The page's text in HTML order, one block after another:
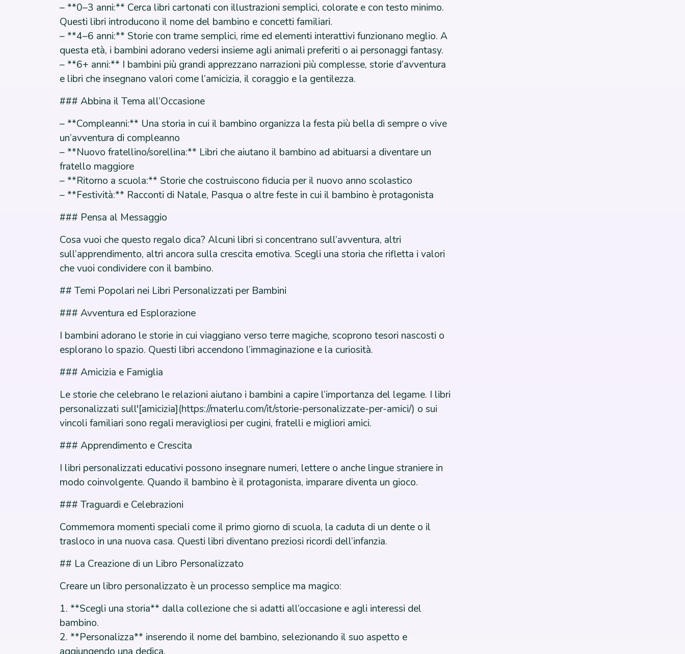
– **0–3 anni:** Cerca libri cartonati con illustrazioni semplici, colorate e con testo minimo.
Questi libri introducono il nome del bambino e concetti familiari.
– **4–6 anni:** Storie con trame semplici, rime ed elementi interattivi funzionano meglio. A
questa età, i bambini adorano vedersi insieme agli animali preferiti o ai personaggi fantasy.
– **6+ anni:** I bambini più grandi apprezzano narrazioni più complesse, storie d’avventura
e libri che insegnano valori come l’amicizia, il coraggio e la gentilezza.
### Abbina il Tema all’Occasione
– **Compleanni:** Una storia in cui il bambino organizza la festa più bella di sempre o vive
un’avventura di compleanno
– **Nuovo fratellino/sorellina:** Libri che aiutano il bambino ad abituarsi a diventare un
fratello maggiore
– **Ritorno a scuola:** Storie che costruiscono fiducia per il nuovo anno scolastico
– **Festività:** Racconti di Natale, Pasqua o altre feste in cui il bambino è protagonista
### Pensa al Messaggio
Cosa vuoi che questo regalo dica? Alcuni libri si concentrano sull’avventura, altri
sull’apprendimento, altri ancora sulla crescita emotiva. Scegli una storia che rifletta i valori
che vuoi condividere con il bambino.
## Temi Popolari nei Libri Personalizzati per Bambini
### Avventura ed Esplorazione
I bambini adorano le storie in cui viaggiano verso terre magiche, scoprono tesori nascosti o
esplorano lo spazio. Questi libri accendono l’immaginazione e la curiosità.
### Amicizia e Famiglia
Le storie che celebrano le relazioni aiutano i bambini a capire l’importanza del legame. I libri
personalizzati sull'[amicizia](https://materlu.com/it/storie-personalizzate-per-amici/) o sui
vincoli familiari sono regali meravigliosi per cugini, fratelli e migliori amici.
### Apprendimento e Crescita
I libri personalizzati educativi possono insegnare numeri, lettere o anche lingue straniere in
modo coinvolgente. Quando il bambino è il protagonista, imparare diventa un gioco.
### Traguardi e Celebrazioni
Commemora momenti speciali come il primo giorno di scuola, la caduta di un dente o il
trasloco in una nuova casa. Questi libri diventano preziosi ricordi dell’infanzia.
## La Creazione di un Libro Personalizzato
Creare un libro personalizzato è un processo semplice ma magico:
1. **Scegli una storia** dalla collezione che si adatti all’occasione e agli interessi del
bambino.
2. **Personalizza** inserendo il nome del bambino, selezionando il suo aspetto e
aggiungendo una dedica.